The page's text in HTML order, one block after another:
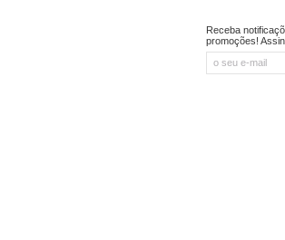
Receba
promoções!